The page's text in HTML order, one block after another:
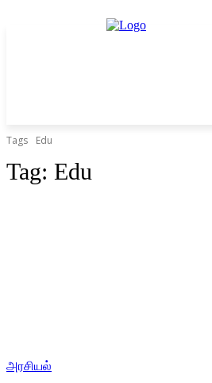
Tags Edu
Tag: Edu
அரசியல்